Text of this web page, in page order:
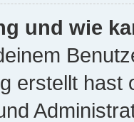
und wie
erstellt